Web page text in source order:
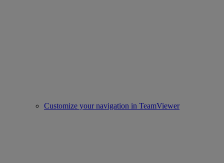
Customize your navigation in TeamViewer